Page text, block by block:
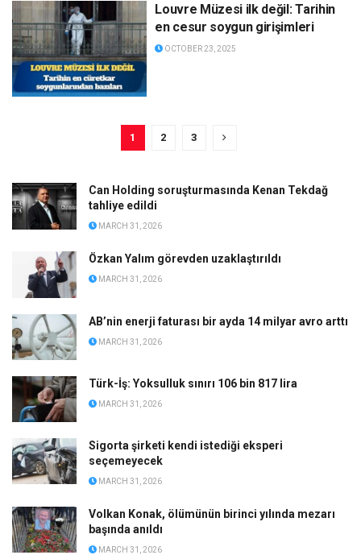
Louvre Müzesi ilk değil: Tarihin
en cesur soygun girişimleri
OCTOBER 23, 2025
1 2 3
Can Holding soruşturmasında Kenan Tekdağ
tahliye edildi
MARCH 31, 2026
Özkan Yalım görevden uzaklaştırıldı
MARCH 31, 2026
AB’nin enerji faturası bir ayda 14 milyar avro arttı
MARCH 31, 2026
Türk-İş: Yoksulluk sınırı 106 bin 817 lira
MARCH 31, 2026
Sigorta şirketi kendi istediği eksperi
seçemeyecek
MARCH 31, 2026
Volkan Konak, ölümünün birinci yılında mezarı
başında anıldı
MARCH 31, 2026